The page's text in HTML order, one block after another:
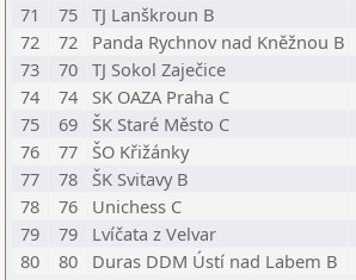
71
75 TJ Lanškroun B
72
72 Panda Rychnov nad Kněžnou B
73
70 TJ Sokol Zaječice
74
74 SK OAZA Praha C
75
69 ŠK Staré Město C
76
77 ŠO Křižánky
77
78 ŠK Svitavy B
78
76 Unichess C
79
79 Lvíčata z Velvar
80
80 Duras DDM Ústí nad Labem B